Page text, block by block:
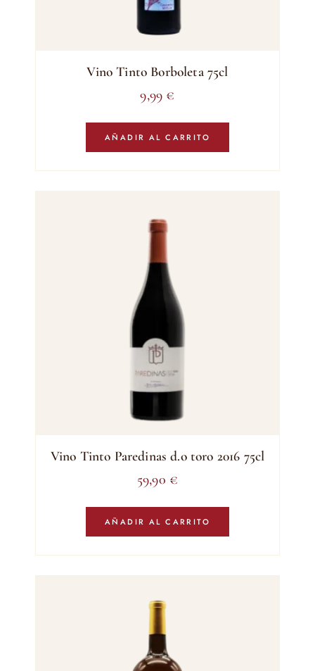
Vino Tinto Borboleta 75cl
9,99 €
AÑADIR AL CARRITO
Vino Tinto Paredinas d.o toro 2016 75cl
59,90 €
AÑADIR AL CARRITO